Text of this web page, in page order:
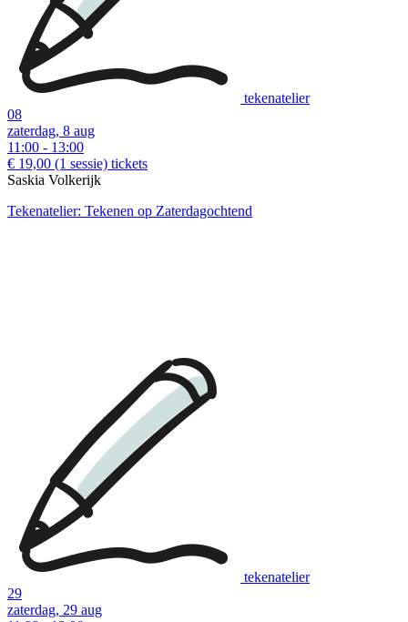
Examples of creative workshops up to €37:
tekenatelier
08
zaterdag, 8 aug
11:00 - 13:00
€ 19,00 (1 sessie) tickets
Saskia Volkerijk
Tekenatelier: Tekenen op Zaterdagochtend
tekenatelier
29
zaterdag, 29 aug